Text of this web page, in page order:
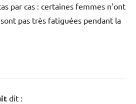
par cas : certaines femmes n’ont
pas très fatiguées pendant la
dit :